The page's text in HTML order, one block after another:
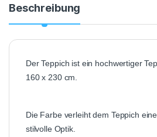
Beschreibung
Der Teppich ist ein hochwertiger
160 x 230 cm.
Die Farbe verleiht dem Teppich
stilvolle Optik.